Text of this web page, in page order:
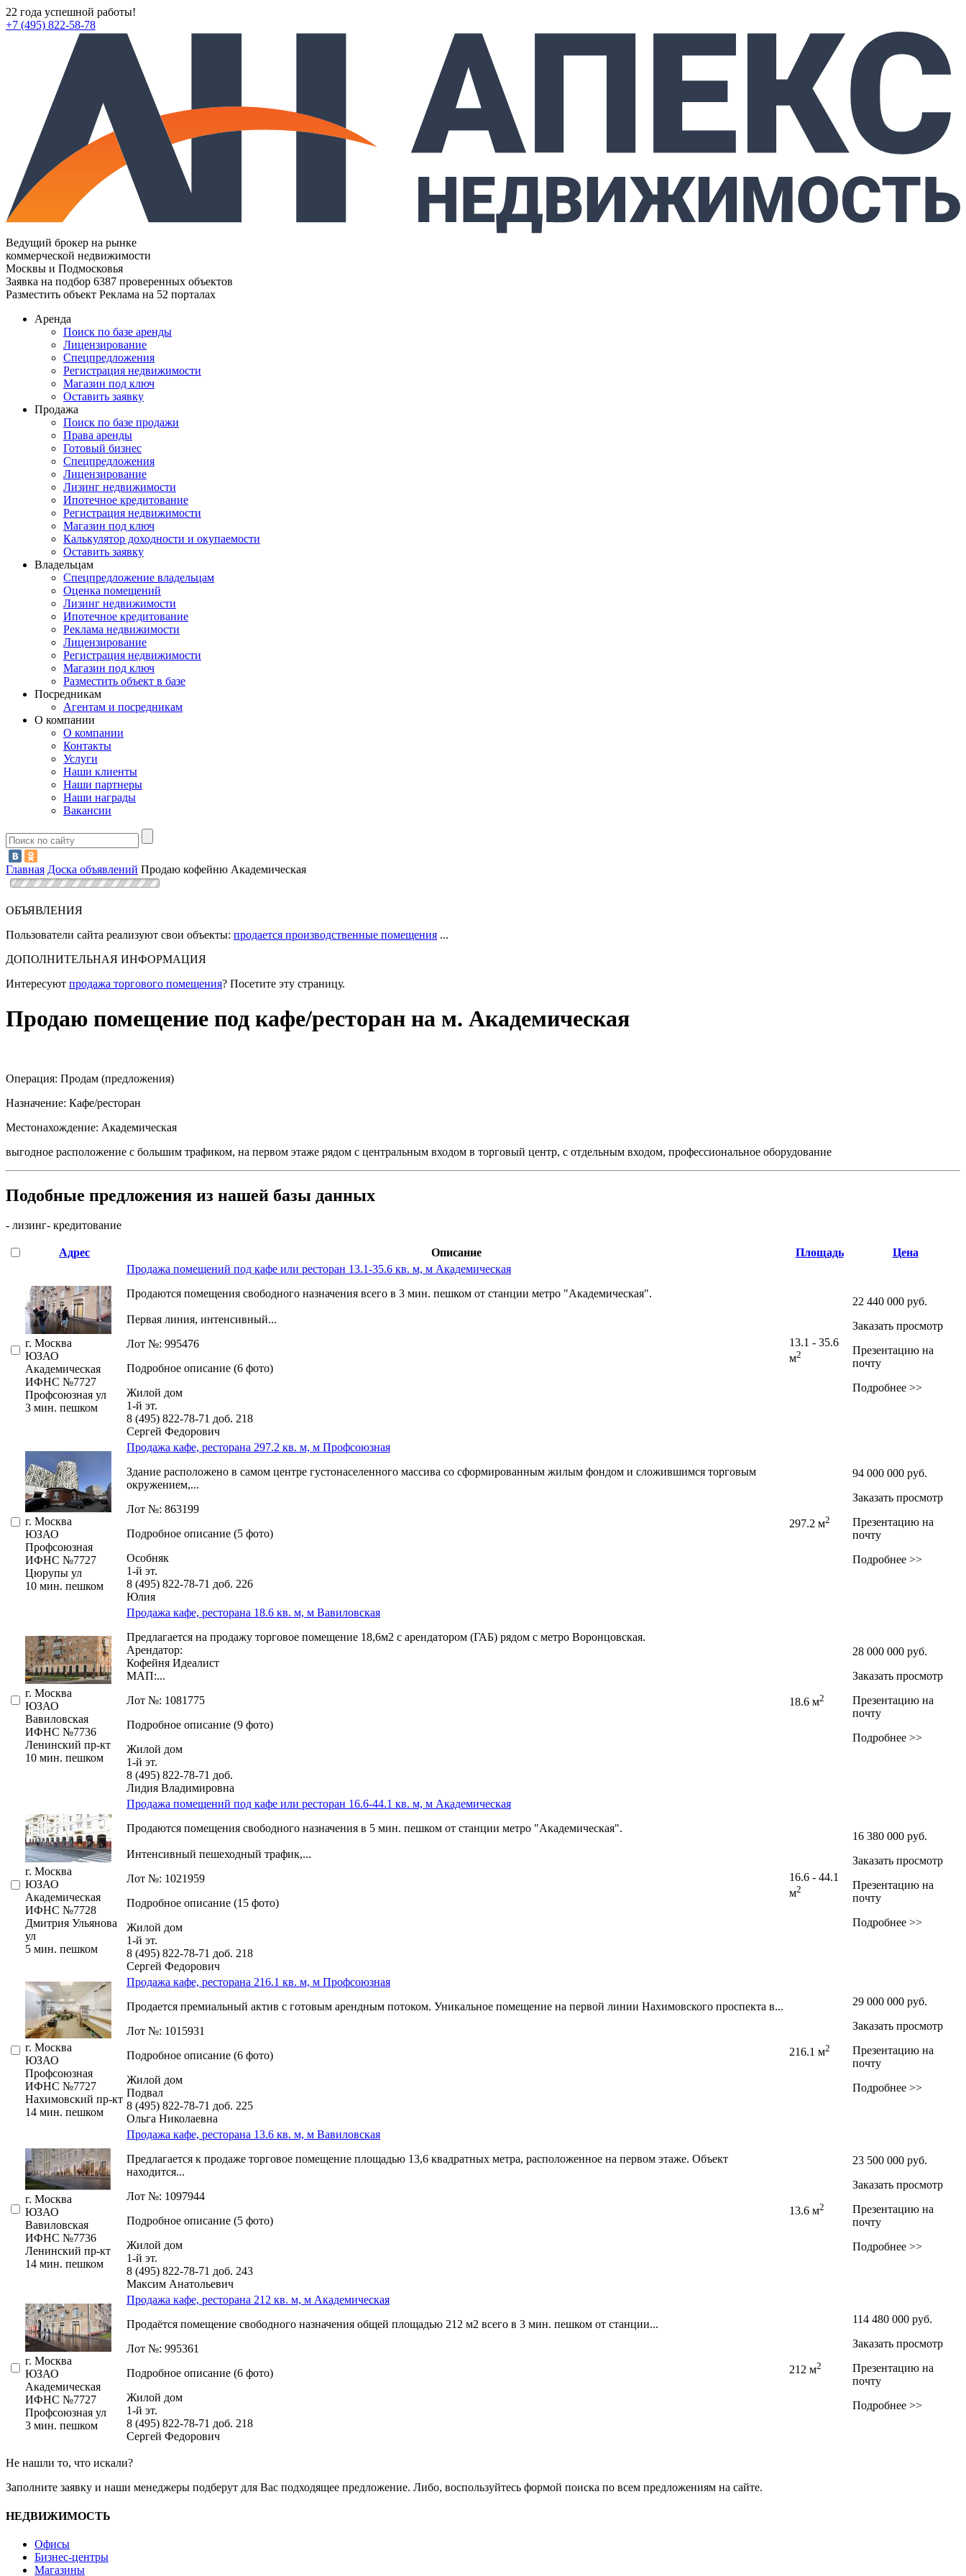
22 года успешной работы!
+7 (495) 822-58-78
Ведущий брокер на рынке
коммерческой недвижимости
Москвы и Подмосковья
Заявка на подбор 6387 проверенных объектов
Разместить объект Реклама на 52 порталах
Аренда
Поиск по базе аренды
Лицензирование
Спецпредложения
Регистрация недвижимости
Магазин под ключ
Оставить заявку
Продажа
Поиск по базе продажи
Права аренды
Готовый бизнес
Спецпредложения
Лицензирование
Лизинг недвижимости
Ипотечное кредитование
Регистрация недвижимости
Магазин под ключ
Калькулятор доходности и окупаемости
Оставить заявку
Владельцам
Спецпредложение владельцам
Оценка помещений
Лизинг недвижимости
Ипотечное кредитование
Реклама недвижимости
Лицензирование
Регистрация недвижимости
Магазин под ключ
Разместить объект в базе
Посредникам
Агентам и посредникам
О компании
О компании
Контакты
Услуги
Наши клиенты
Наши партнеры
Наши награды
Вакансии
Главная Доска объявлений Продаю кофейню Академическая
ОБЪЯВЛЕНИЯ
Пользователи сайта реализуют свои объекты: продается производственные помещения ...
ДОПОЛНИТЕЛЬНАЯ ИНФОРМАЦИЯ
Интересуют продажа торгового помещения? Посетите эту страницу.
Продаю помещение под кафе/ресторан на м. Академическая
Операция: Продам (предложения)
Назначение: Кафе/ресторан
Местонахождение: Академическая
выгодное расположение с большим трафиком, на первом этаже рядом с центральным входом в торговый центр, с отдельным входом, профессиональное оборудование
Подобные предложения из нашей базы данных
- лизинг- кредитование
Адрес Описание Площадь Цена
г. Москва
ЮЗАО
Академическая
ИФНС №7727
Профсоюзная ул
3 мин. пешком
Продажа помещений под кафе или ресторан 13.1-35.6 кв. м, м Академическая
Продаются помещения свободного назначения всего в 3 мин. пешком от станции метро "Академическая".
Первая линия,­ интенсивный...
Лот №: 995476
Подробное описание (6 фото)
Жилой дом
1-й эт.
8 (495) 822-78-71 доб. 218
Сергей Федорович
13.1 - 35.6
м2
22 440 000 руб.
Заказать просмотр
Презентацию на
почту
Подробнее >>
г. Москва
ЮЗАО
Профсоюзная
ИФНС №7727
Цюрупы ул
10 мин. пешком
Продажа кафе, ресторана 297.2 кв. м, м Профсоюзная
Здание расположено в самом центре густонаселенного массива со сформированным жилым фондом и сложившимся торговым
окружением,­...
Лот №: 863199
Подробное описание (5 фото)
Особняк
1-й эт.
8 (495) 822-78-71 доб. 226
Юлия
297.2 м2
94 000 000 руб.
Заказать просмотр
Презентацию на
почту
Подробнее >>
г. Москва
ЮЗАО
Вавиловская
ИФНС №7736
Ленинский пр-кт
10 мин. пешком
Продажа кафе, ресторана 18.6 кв. м, м Вавиловская
Предлагается на продажу торговое помещение 18,­6м2 с арендатором (ГАБ) рядом с метро Воронцовская.
Арендатор:
Кофейня Идеалист
МАП:...
Лот №: 1081775
Подробное описание (9 фото)
Жилой дом
1-й эт.
8 (495) 822-78-71 доб.
Лидия Владимировна
18.6 м2
28 000 000 руб.
Заказать просмотр
Презентацию на
почту
Подробнее >>
г. Москва
ЮЗАО
Академическая
ИФНС №7728
Дмитрия Ульянова
ул
5 мин. пешком
Продажа помещений под кафе или ресторан 16.6-44.1 кв. м, м Академическая
Продаются помещения свободного назначения в 5 мин. пешком от станции метро "Академическая".
Интенсивный пешеходный трафик,­...
Лот №: 1021959
Подробное описание (15 фото)
Жилой дом
1-й эт.
8 (495) 822-78-71 доб. 218
Сергей Федорович
16.6 - 44.1
м2
16 380 000 руб.
Заказать просмотр
Презентацию на
почту
Подробнее >>
г. Москва
ЮЗАО
Профсоюзная
ИФНС №7727
Нахимовский пр-кт
14 мин. пешком
Продажа кафе, ресторана 216.1 кв. м, м Профсоюзная
Продается премиальный актив с готовым арендным потоком. Уникальное помещение на первой линии Нахимовского проспекта в...
Лот №: 1015931
Подробное описание (6 фото)
Жилой дом
Подвал
8 (495) 822-78-71 доб. 225
Ольга Николаевна
216.1 м2
29 000 000 руб.
Заказать просмотр
Презентацию на
почту
Подробнее >>
г. Москва
ЮЗАО
Вавиловская
ИФНС №7736
Ленинский пр-кт
14 мин. пешком
Продажа кафе, ресторана 13.6 кв. м, м Вавиловская
Предлагается к продаже торговое помещение площадью 13,­6 квадратных метра,­ расположенное на первом этаже. Объект
находится...
Лот №: 1097944
Подробное описание (5 фото)
Жилой дом
1-й эт.
8 (495) 822-78-71 доб. 243
Максим Анатольевич
13.6 м2
23 500 000 руб.
Заказать просмотр
Презентацию на
почту
Подробнее >>
г. Москва
ЮЗАО
Академическая
ИФНС №7727
Профсоюзная ул
3 мин. пешком
Продажа кафе, ресторана 212 кв. м, м Академическая
Продаётся помещение свободного назначения общей площадью 212 м2 всего в 3 мин. пешком от станции...
Лот №: 995361
Подробное описание (6 фото)
Жилой дом
1-й эт.
8 (495) 822-78-71 доб. 218
Сергей Федорович
212 м2
114 480 000 руб.
Заказать просмотр
Презентацию на
почту
Подробнее >>
Не нашли то, что искали?
Заполните заявку и наши менеджеры подберут для Вас подходящее предложение. Либо, воспользуйтесь формой поиска по всем предложениям на сайте.
НЕДВИЖИМОСТЬ
Офисы
Бизнес-центры
Магазины